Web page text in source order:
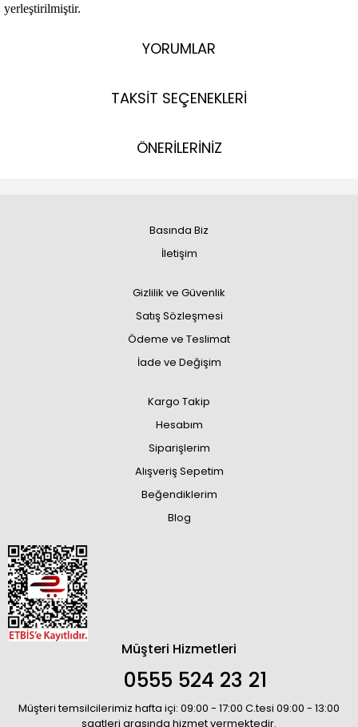
yerleştirilmiştir.
YORUMLAR
TAKSİT SEÇENEKLERİ
ÖNERİLERİNİZ
Basında Biz
İletişim
Gizlilik ve Güvenlik
Satış Sözleşmesi
Ödeme ve Teslimat
İade ve Değişim
Kargo Takip
Hesabım
Siparişlerim
Alışveriş Sepetim
Beğendiklerim
Blog
Müşteri Hizmetleri
0555 524 23 21
Müşteri temsilcilerimiz hafta içi: 09:00 - 17:00 C.tesi 09:00 - 13:00
saatleri arasında hizmet vermektedir.